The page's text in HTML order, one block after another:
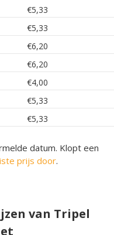
€5,33
€5,33
€6,20
€6,20
€4,00
€5,33
€5,33
datum. Klopt een
prijs door.
van Tripel